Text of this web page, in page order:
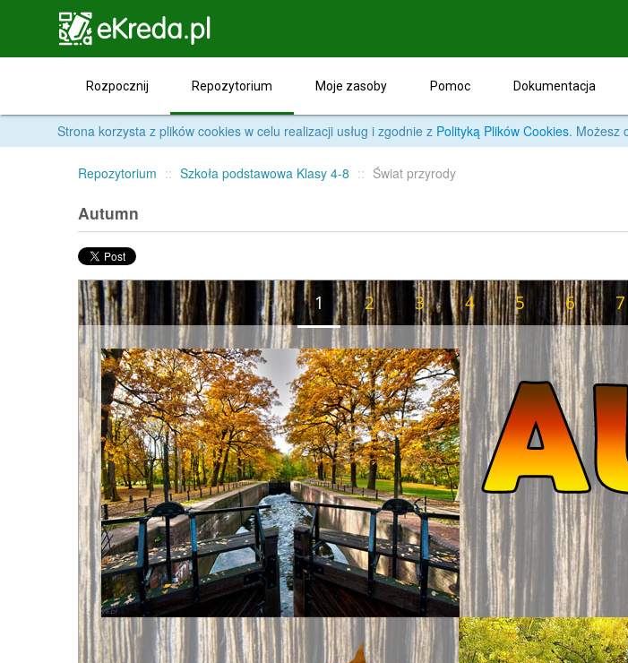
Rozpocznij Repozytorium Moje zasoby Pomoc Dokumentacja